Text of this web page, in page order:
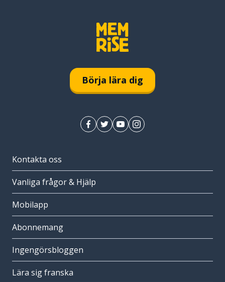
Börja lära dig
Kontakta oss
Vanliga frågor & Hjälp
Mobilapp
Abonnemang
Ingengörsbloggen
Lära sig franska